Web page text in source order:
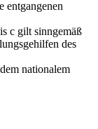
entgangenen
c gilt sinngemäß
des
nationalem